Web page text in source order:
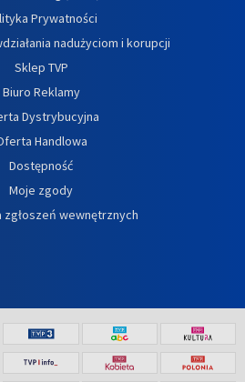
Prywatności
nadużyciom i korupcji
Sklep TVP
Biuro Reklamy
Dystrybucyjna
Handlowa
Dostępność
Moje zgody
zgłoszeń wewnętrznych